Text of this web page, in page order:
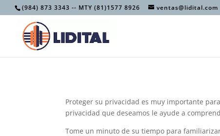
(984) 873 3343 -- MTY (81)1577 8926 ventas@lidital.com
Proteger su privacidad es muy importante para
privacidad que deseamos le ayude a
Tome un minuto de su tiempo para